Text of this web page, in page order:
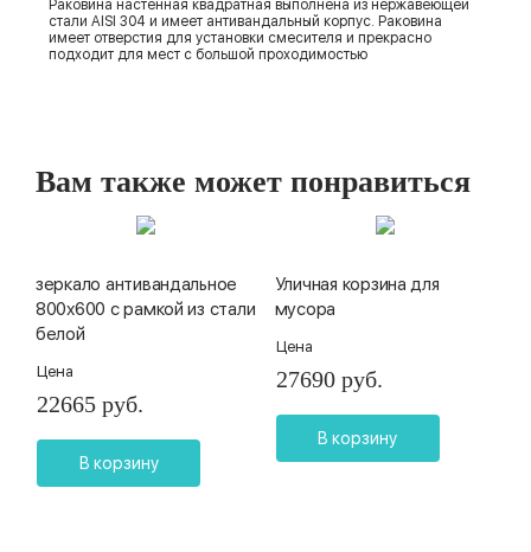
Раковина настенная квадратная выполнена из нержавеющей
стали AISI 304 и имеет антивандальный корпус. Раковина
имеет отверстия для установки смесителя и прекрасно
подходит для мест с большой проходимостью
Вам также может понравиться
зеркало антивандальное
800х600 с рамкой из стали
белой
Цена
22665 руб.
В корзину
Уличная корзина для
мусора
Цена
27690 руб.
В корзину